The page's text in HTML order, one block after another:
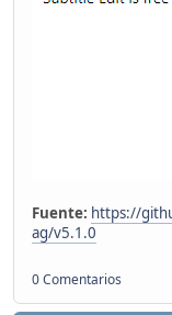
Fuente: https://
ag/v5.1.0
0 Comentarios